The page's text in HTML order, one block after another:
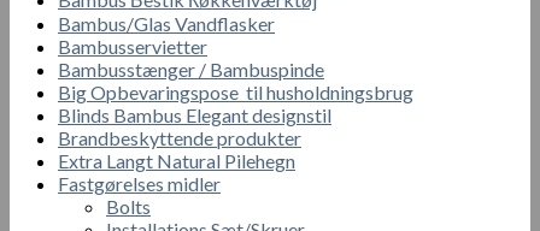
Bambus/Glas Vandflasker
Bambusservietter
Bambusstænger / Bambuspinde
Big Opbevaringspose til husholdningsbrug
Blinds Bambus Elegant designstil
Brandbeskyttende produkter
Extra Langt Natural Pilehegn
Fastgørelses midler
Bolts